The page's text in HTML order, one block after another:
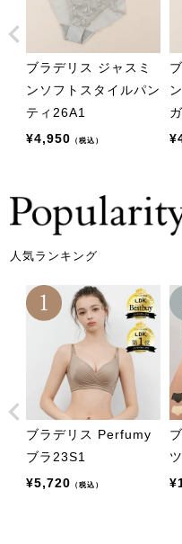
ブラデリス ジャスミ
ンソフトスタイルパン
ティ26A1
¥4,950 （税込）
¥
人気ランキング
ブラデリス Perfumy
ブラ23S1
¥5,720 （税込）
¥